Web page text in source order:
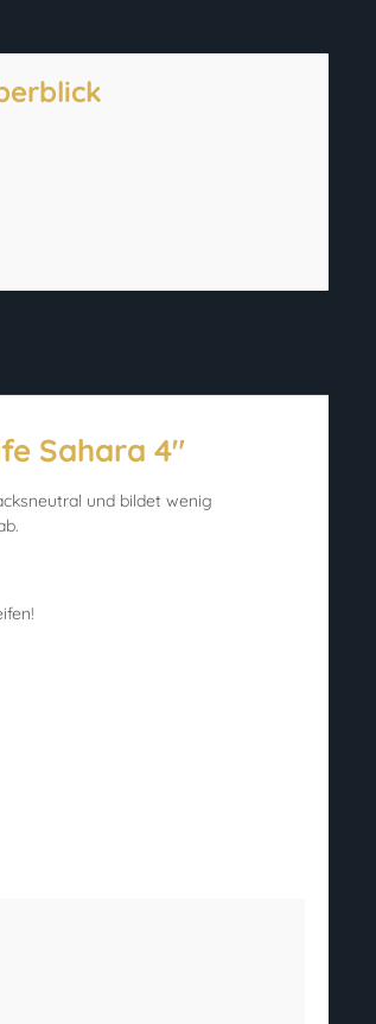
Sahara 4"
und bildet wenig